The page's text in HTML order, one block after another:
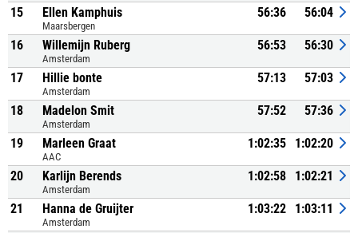
15 Ellen Kamphuis
Maarsbergen
56:36 56:04
16 Willemijn Ruberg
Amsterdam
56:53 56:30
17 Hillie bonte
Amsterdam
57:13 57:03
18 Madelon Smit
Amsterdam
57:52 57:36
19 Marleen Graat
AAC
1:02:35 1:02:20
20 Karlijn Berends
Amsterdam
1:02:58 1:02:21
21 Hanna de Gruijter
Amsterdam
1:03:22 1:03:11